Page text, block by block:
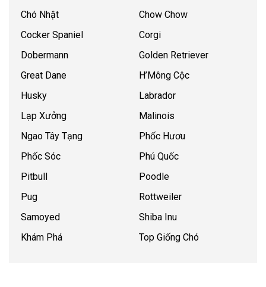
Chó Nhật
Chow Chow
Cocker Spaniel
Corgi
Dobermann
Golden Retriever
Great Dane
H’Mông Cộc
Husky
Labrador
Lạp Xưởng
Malinois
Ngao Tây Tạng
Phốc Hươu
Phốc Sóc
Phú Quốc
Pitbull
Poodle
Pug
Rottweiler
Samoyed
Shiba Inu
Khám Phá
Top Giống Chó